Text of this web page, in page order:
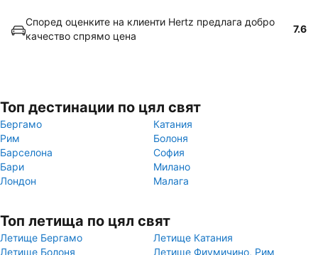
Според оценките на клиенти Hertz предлага добро
качество спрямо цена
7.6
Топ дестинации по цял свят
Бергамо
Катания
Рим
Болоня
Барселона
София
Бари
Милано
Лондон
Малага
Топ летища по цял свят
Летище Бергамо
Летище Катания
Летище Болоня
Летище Фиумичино, Рим